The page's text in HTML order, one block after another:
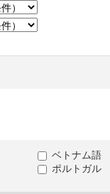
ベトナム語
ポルトガル